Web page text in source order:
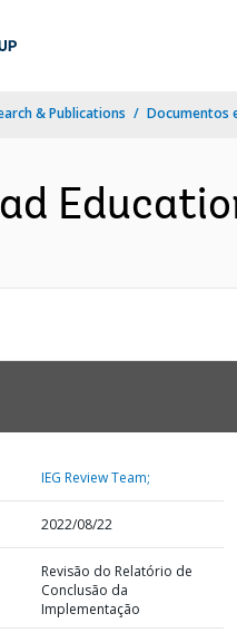
& Publications Documentos
IEG Review Team;
2022/08/22
Revisão do Relatório de
Conclusão da
Implementação